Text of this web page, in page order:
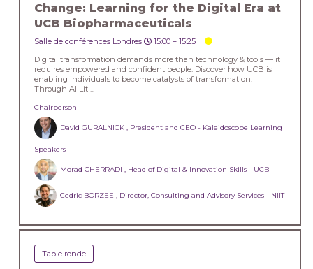
Change: Learning for the Digital Era at
UCB Biopharmaceuticals
Salle de conférences Londres 15:00 –15:25
Digital transformation demands more than technology & tools — it
requires empowered and confident people. Discover how UCB is
enabling individuals to become catalysts of transformation.
Through AI Lit ...
Chairperson
David GURALNICK , President and CEO - Kaleidoscope Learning
Speakers
Morad CHERRADI , Head of Digital & Innovation Skills - UCB
Cedric BORZEE , Director, Consulting and Advisory Services - NIIT
Table ronde